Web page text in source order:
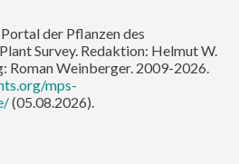
der Pflanzen des
Survey. Redaktion: Helmut W.
Roman Weinberger. 2009-2026.
mps-
(05.08.2026).